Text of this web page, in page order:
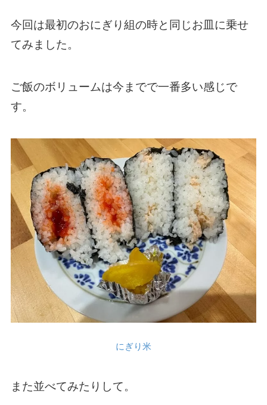
今回は最初のおにぎり組の時と同じお皿に乗せ
てみました。
ご飯のボリュームは今までで一番多い感じで
す。
にぎり米
また並べてみたりして。